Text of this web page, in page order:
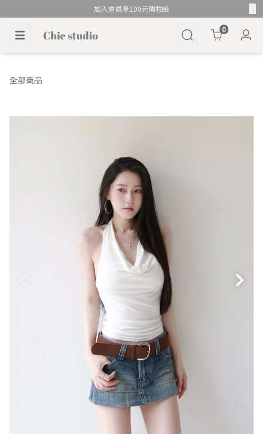
加入會員享100元購物金
Cart0
全部商品